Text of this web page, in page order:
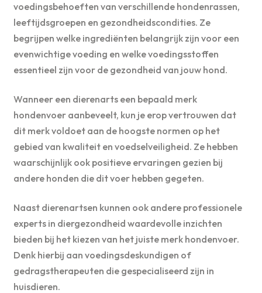
voedingsbehoeften van verschillende hondenrassen,
leeftijdsgroepen en gezondheidscondities. Ze
begrijpen welke ingrediënten belangrijk zijn voor een
evenwichtige voeding en welke voedingsstoffen
essentieel zijn voor de gezondheid van jouw hond.
Wanneer een dierenarts een bepaald merk
hondenvoer aanbeveelt, kun je erop vertrouwen dat
dit merk voldoet aan de hoogste normen op het
gebied van kwaliteit en voedselveiligheid. Ze hebben
waarschijnlijk ook positieve ervaringen gezien bij
andere honden die dit voer hebben gegeten.
Naast dierenartsen kunnen ook andere professionele
experts in diergezondheid waardevolle inzichten
bieden bij het kiezen van het juiste merk hondenvoer.
Denk hierbij aan voedingsdeskundigen of
gedragstherapeuten die gespecialiseerd zijn in
huisdieren.